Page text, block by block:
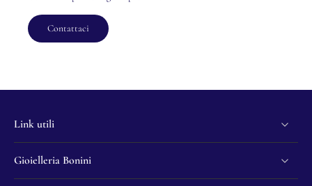
Contattaci
Link utili
Gioielleria Bonini